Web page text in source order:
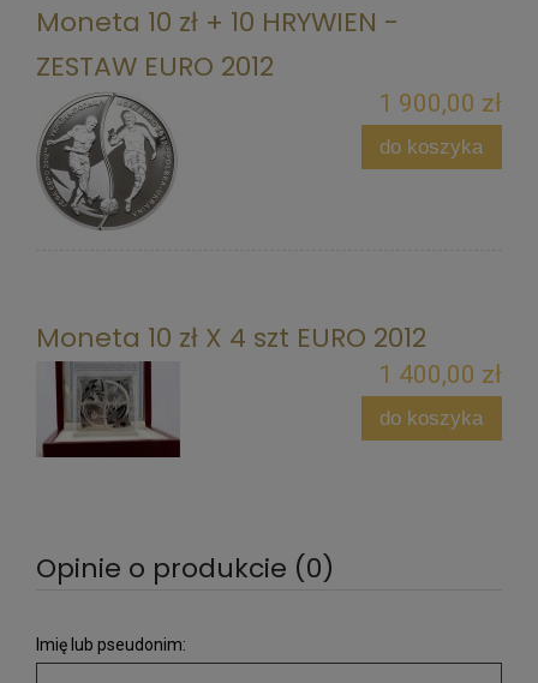
Moneta 10 zł + 10 HRYWIEN -
ZESTAW EURO 2012
1 900,00 zł
do koszyka
Moneta 10 zł X 4 szt EURO 2012
1 400,00 zł
do koszyka
Opinie o produkcie (0)
Imię lub pseudonim: